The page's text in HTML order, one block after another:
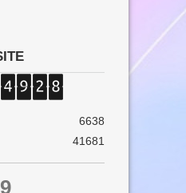
6638
41681